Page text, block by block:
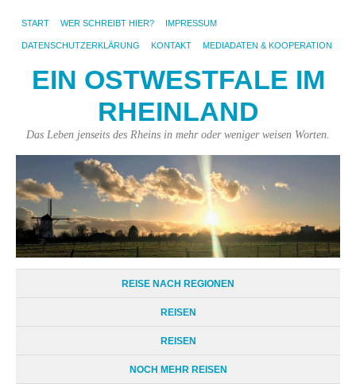
START WER SCHREIBT HIER? IMPRESSUM
DATENSCHUTZERKLÄRUNG KONTAKT MEDIADATEN & KOOPERATION
EIN OSTWESTFALE IM
RHEINLAND
Das Leben jenseits des Rheins in mehr oder weniger weisen Worten.
REISE NACH REGIONEN
REISEN
REISEN
NOCH MEHR REISEN